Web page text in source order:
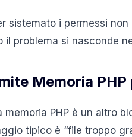
sistemato i permessi
il problema si nasconde
Memoria
memoria PHP è un altro
tipico è “file troppo